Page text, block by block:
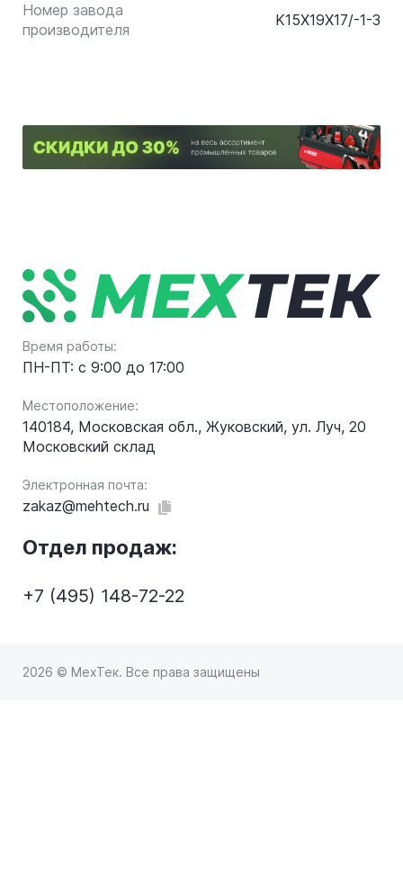
Номер завода
производителя
K15X19X17/-1-3
Время работы:
ПН-ПТ: с 9:00 до 17:00
Местоположение:
140184, Московская обл., Жуковский, ул. Луч, 20
Московский склад
Электронная почта:
zakaz@mehtech.ru
Отдел продаж:
+7 (495) 148-72-22
2026 © МехТек. Все права защищены